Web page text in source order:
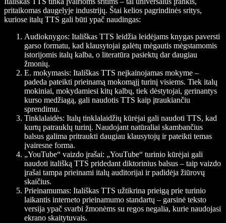
pritaikomas daugelyje industrijų. Štai kelios pagrindinės sritys,
kuriose italų TTS gali būti ypač naudingas:
Audioknygos: Itališkas TTS leidžia leidėjams knygas paversti
garso formatu, kad klausytojai galėtų mėgautis mėgstamomis
istorijomis italų kalba, o literatūra pasiektų dar daugiau
žmonių.
E. mokymasis: Itališkas TTS neįkainojamas mokyme –
padeda pateikti prieinamą mokomąjį turinį visiems. Tiek italų
mokiniai, mokydamiesi kitų kalbų, tiek dėstytojai, gerinantys
kurso medžiagą, gali naudotis TTS kaip įtraukiančiu
sprendimu.
Tinklalaidės: Italų tinklalaidžių kūrėjai gali naudoti TTS, kad
kurtų patrauklų turinį. Naudojant natūraliai skambančius
balsus galima pritraukti daugiau klausytojų ir pateikti temas
įvairesne forma.
„YouTube“ vaizdo įrašai: „YouTube“ turinio kūrėjai gali
naudoti itališką TTS pridedant diktorinius balsus – taip vaizdo
įrašai tampa prieinami italų auditorijai ir padidėja žiūrovų
skaičius.
Prieinamumas: Itališkas TTS užtikrina prieigą prie turinio
laikantis interneto prieinamumo standartų – garsinė teksto
versija ypač svarbi žmonėms su regos negalia, kurie naudojasi
ekrano skaitytuvais.